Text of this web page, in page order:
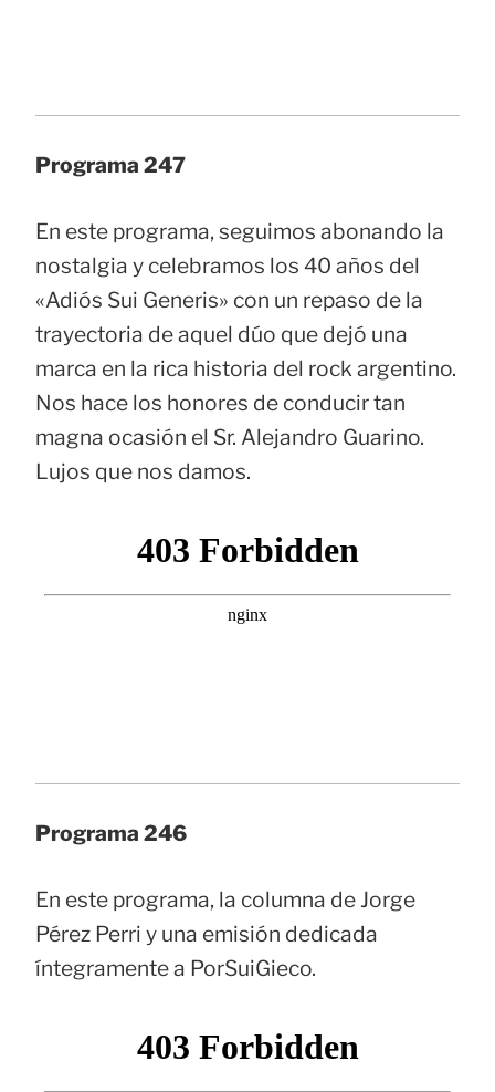
Programa 247
En este programa, seguimos abonando la
nostalgia y celebramos los 40 años del
«Adiós Sui Generis» con un repaso de la
trayectoria de aquel dúo que dejó una
marca en la rica historia del rock argentino.
Nos hace los honores de conducir tan
magna ocasión el Sr. Alejandro Guarino.
Lujos que nos damos.
Programa 246
En este programa, la columna de Jorge
Pérez Perri y una emisión dedicada
íntegramente a PorSuiGieco.